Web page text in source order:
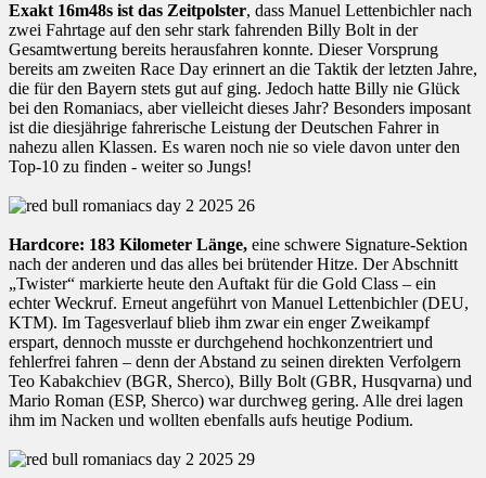
Exakt 16m48s ist das Zeitpolster, dass Manuel Lettenbichler nach
zwei Fahrtage auf den sehr stark fahrenden Billy Bolt in der
Gesamtwertung bereits herausfahren konnte. Dieser Vorsprung
bereits am zweiten Race Day erinnert an die Taktik der letzten Jahre,
die für den Bayern stets gut auf ging. Jedoch hatte Billy nie Glück
bei den Romaniacs, aber vielleicht dieses Jahr? Besonders imposant
ist die diesjährige fahrerische Leistung der Deutschen Fahrer in
nahezu allen Klassen. Es waren noch nie so viele davon unter den
Top-10 zu finden - weiter so Jungs!
Hardcore: 183 Kilometer Länge, eine schwere Signature-Sektion
nach der anderen und das alles bei brütender Hitze. Der Abschnitt
„Twister“ markierte heute den Auftakt für die Gold Class – ein
echter Weckruf. Erneut angeführt von Manuel Lettenbichler (DEU,
KTM). Im Tagesverlauf blieb ihm zwar ein enger Zweikampf
erspart, dennoch musste er durchgehend hochkonzentriert und
fehlerfrei fahren – denn der Abstand zu seinen direkten Verfolgern
Teo Kabakchiev (BGR, Sherco), Billy Bolt (GBR, Husqvarna) und
Mario Roman (ESP, Sherco) war durchweg gering. Alle drei lagen
ihm im Nacken und wollten ebenfalls aufs heutige Podium.